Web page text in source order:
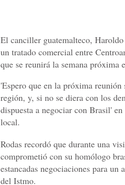
El canciller guatemalteco, Haroldo
un tratado comercial entre
que se reunirá la semana próxima
'Espero que en la próxima reunión
región, y, si no se diera con los
dispuesta a negociar con Brasil'
local.
Rodas recordó que durante una
comprometió con su homólogo
estancadas negociaciones para
del Istmo.